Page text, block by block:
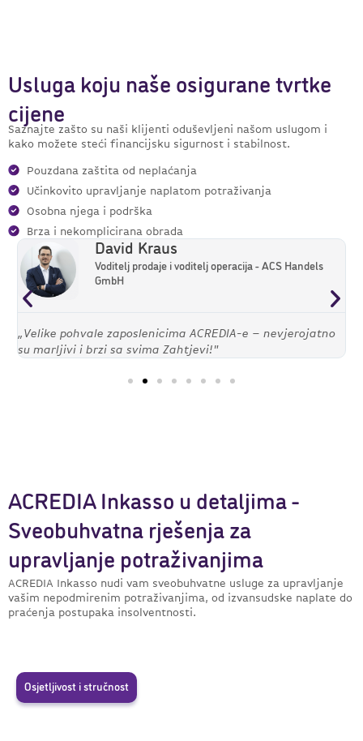
Usluga koju naše osigurane tvrtke
cijene
Saznajte zašto su naši klijenti oduševljeni našom uslugom i
kako možete steći financijsku sigurnost i stabilnost.
Pouzdana zaštita od neplaćanja
Učinkovito upravljanje naplatom potraživanja
Osobna njega i podrška
Brza i nekomplicirana obrada
David Kraus
Voditelj prodaje i voditelj operacija - ACS Handels
GmbH
„Velike pohvale zaposlenicima ACREDIA-e – nevjerojatno
su marljivi i brzi sa svima Zahtjevi!"
ACREDIA Inkasso u detaljima -
Sveobuhvatna rješenja za
upravljanje potraživanjima
ACREDIA Inkasso nudi vam sveobuhvatne usluge za upravljanje
vašim nepodmirenim potraživanjima, od izvansudske naplate do
praćenja postupaka insolventnosti.
Osjetljivost i stručnost